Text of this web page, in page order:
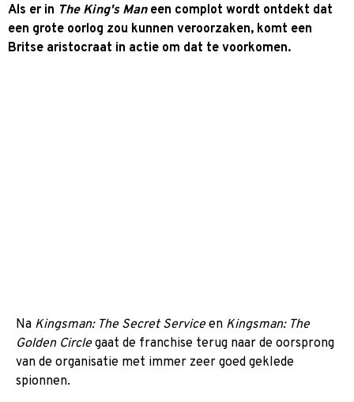
Als er in The King's Maneen complot wordt ontdekt dat
een grote oorlog zou kunnen veroorzaken, komt een
Britse aristocraat in actie om dat te voorkomen.
Na Kingsman: The Secret Serviceen Kingsman: The
Golden Circlegaat de franchise terug naar de oorsprong
van de organisatie met immer zeer goed geklede
spionnen.